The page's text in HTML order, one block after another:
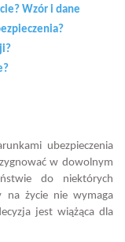
Wzór i dane
ubezpieczenia
w dowolnym
do niektórych
na życie nie wymaga
jest wiążąca dla